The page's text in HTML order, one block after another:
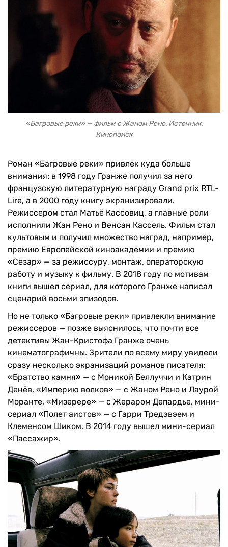
«Багровые реки» — фильм с Жаном Рено. Источник:
Кинопоиск
Роман «Багровые реки» привлек куда больше
внимания: в 1998 году Гранже получил за него
французскую литературную награду Grand prix RTL-
Lire, а в 2000 году книгу экранизировали.
Режиссером стал Матьё Кассовиц, а главные роли
исполнили Жан Рено и Венсан Кассель. Фильм стал
культовым и получил множество наград, например,
премию Европейской киноакадемии и премию
«Сезар» — за режиссуру, монтаж, операторскую
работу и музыку к фильму. В 2018 году по мотивам
книги вышел сериал, для которого Гранже написал
сценарий восьми эпизодов.
Но не только «Багровые реки» привлекли внимание
режиссеров — позже выяснилось, что почти все
детективы Жан-Кристофа Гранже очень
кинематографичны. Зрители по всему миру увидели
сразу несколько экранизаций романов писателя:
«Братство камня» — с Моникой Беллуччи и Катрин
Денёв, «Империю волков» — с Жаном Рено и Лаурой
Моранте, «Мизерере» — с Жераром Депардье, мини-
сериал «Полет аистов» — с Гарри Тредэвэем и
Клеменсом Шиком. В 2014 году вышел мини-сериал
«Пассажир».